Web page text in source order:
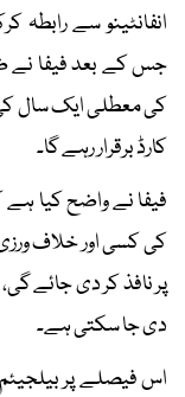
انفانٹینو سے
کی معطلی ایک سال
کارڈ برقرار رہے گا۔
فیفا نے واضح کیا
کی کسی اور خلاف
پر نافذ کر دی جائے
دی جا سکتی ہے۔
اس فیصلے پر